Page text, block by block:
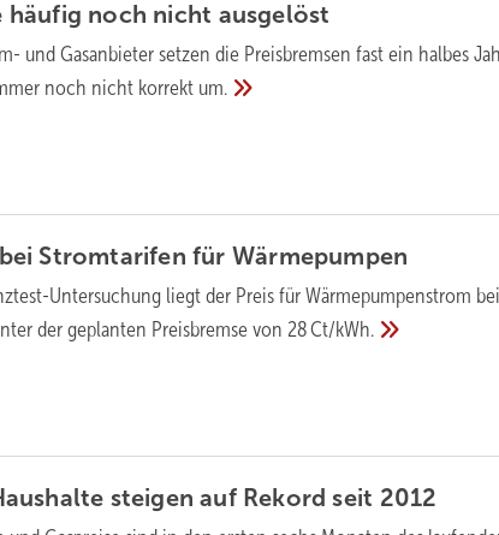
häufig noch nicht ausgelöst
und Gasanbieter setzen die Preisbremsen fast ein halbes
noch nicht korrekt um.
Stromtarifen für Wärmepumpen
Untersuchung liegt der Preis für Wärmepumpenstrom
der geplanten Preisbremse von 28 Ct/kWh.
steigen auf Rekord seit 2012